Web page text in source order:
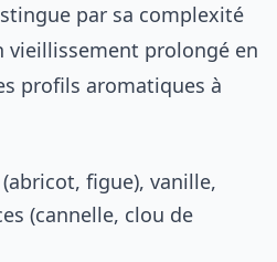
par sa complexité
vieillissement prolongé en
profils aromatiques à
figue), vanille,
(cannelle, clou de